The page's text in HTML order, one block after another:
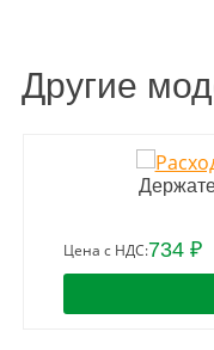
Другие
Цена с НДС:734 ₽